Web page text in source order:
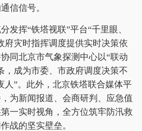
信信号。
发挥“铁塔视联”平台“千里眼、
府灾时指挥调度提供实时决策依
同北京市气象探测中心以“联动
，成为市委、市政府调度决策不
人”。此外，北京铁塔联合媒体平
为新闻报道、会商研判、应急值
一实时视角，全方位筑牢防汛救
战的坚实壁垒。